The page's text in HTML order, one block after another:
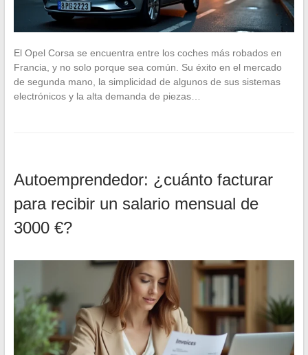
El Opel Corsa se encuentra entre los coches más robados en
Francia, y no solo porque sea común. Su éxito en el mercado
de segunda mano, la simplicidad de algunos de sus sistemas
electrónicos y la alta demanda de piezas…
Autoemprendedor: ¿cuánto facturar
para recibir un salario mensual de
3000 €?